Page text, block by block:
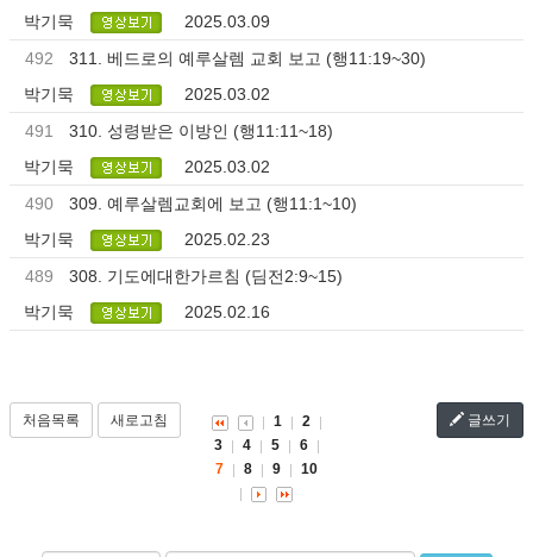
박기묵
2025.03.09
492
311. 베드로의 예루살렘 교회 보고 (행11:19~30)
박기묵
2025.03.02
491
310. 성령받은 이방인 (행11:11~18)
박기묵
2025.03.02
490
309. 예루살렘교회에 보고 (행11:1~10)
박기묵
2025.02.23
489
308. 기도에대한가르침 (딤전2:9~15)
박기묵
2025.02.16
처음목록 새로고침 글쓰기
1
2
3
4 5
6
7
8 9 10